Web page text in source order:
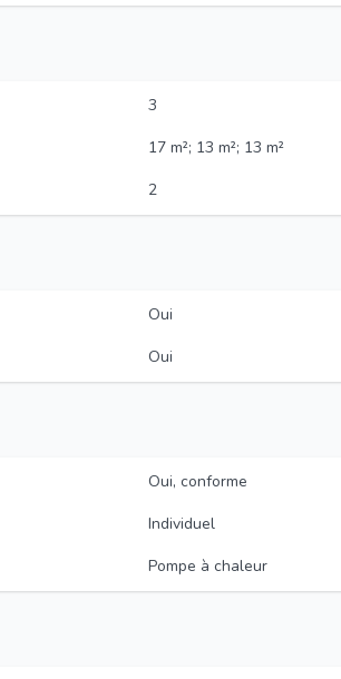
3
17 m²; 13 m²; 13 m²
2
Oui
Oui
Oui, conforme
Individuel
Pompe à chaleur